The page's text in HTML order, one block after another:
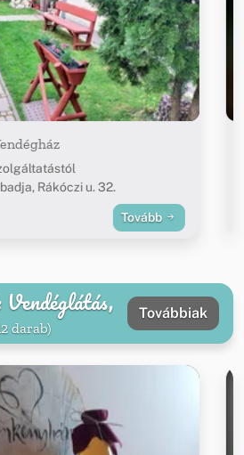
Rákóczi u. 32.
Tovább
Vendéglátás,
darab)
Továbbiak